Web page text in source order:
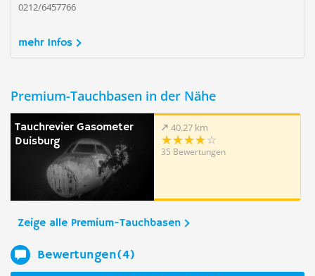
0212/6457766
mehr Infos
Premium-Tauchbasen in der Nähe
Tauchrevier Gasometer
Duisburg
40.27 km
35 Bewertungen
Zeige alle Premium-Tauchbasen
Bewertungen(4)